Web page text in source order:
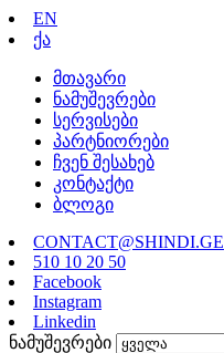
EN
ქა
მთავარი
ნამუშევრები
სერვისები
პარტნიორები
ჩვენ შესახებ
კონტაქტი
ბლოგი
CONTACT@SHINDI.GE
510 10 20 50
Facebook
Instagram
Linkedin
ნამუშევრები